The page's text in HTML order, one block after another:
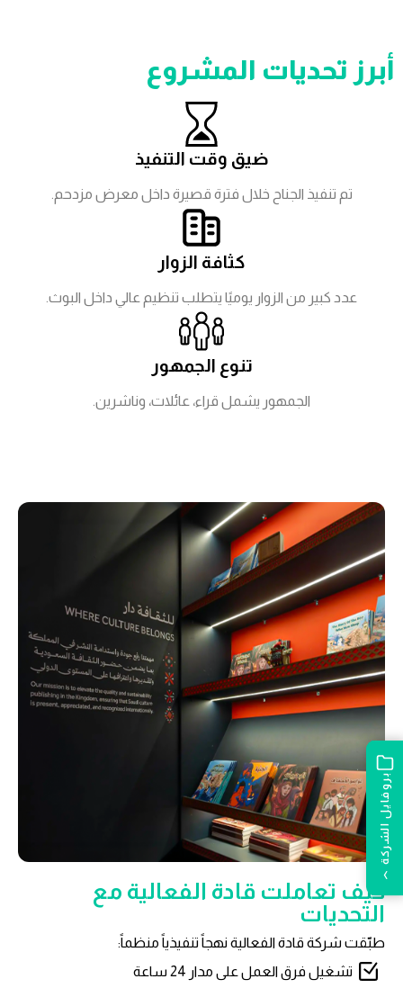
بروفايل الشركة
›
أبرز تحديات المشروع
ضيق وقت التنفيذ
تم تنفيذ الجناح خلال فترة قصيرة داخل معرض مزدحم.
كثافة الزوار
عدد كبير من الزوار يوميًا يتطلب تنظيم عالي داخل البوث.
تنوع الجمهور
الجمهور يشمل قراء، عائلات، وناشرين.
كيف تعاملت قادة الفعالية مع
التحديات
طبّقت شركة قادة الفعالية نهجاً تنفيذياً منظماً:
تشغيل فرق العمل على مدار 24 ساعة